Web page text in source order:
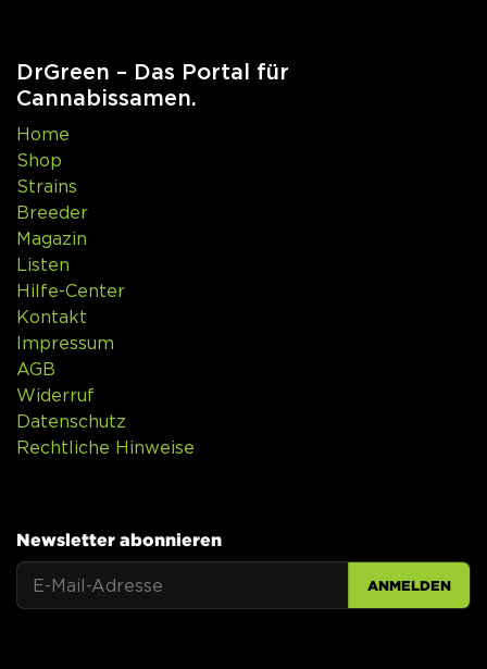
DrGreen – Das Portal für
Cannabissamen.
Home
Shop
Strains
Breeder
Magazin
Listen
Hilfe-Center
Kontakt
Impressum
AGB
Widerruf
Datenschutz
Rechtliche Hinweise
Newsletter abonnieren
ANMELDEN